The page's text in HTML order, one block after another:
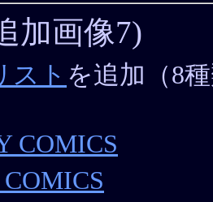
加画像7)
スト を追加（8